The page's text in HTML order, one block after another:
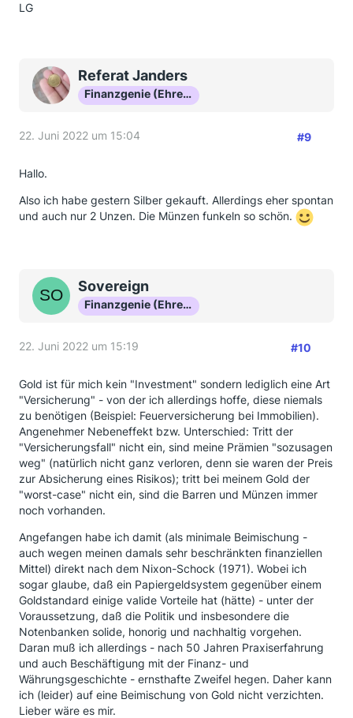
LG
Referat Janders
Finanzgenie (Ehrenmitglied)
22. Juni 2022 um 15:04 #9
Hallo.
Also ich habe gestern Silber gekauft. Allerdings eher spontan
und auch nur 2 Unzen. Die Münzen funkeln so schön.
Sovereign
Finanzgenie (Ehrenmitglied)
22. Juni 2022 um 15:19 #10
Gold ist für mich kein "Investment" sondern lediglich eine Art
"Versicherung" - von der ich allerdings hoffe, diese niemals
zu benötigen (Beispiel: Feuerversicherung bei Immobilien).
Angenehmer Nebeneffekt bzw. Unterschied: Tritt der
"Versicherungsfall" nicht ein, sind meine Prämien "sozusagen
weg" (natürlich nicht ganz verloren, denn sie waren der Preis
zur Absicherung eines Risikos); tritt bei meinem Gold der
"worst-case" nicht ein, sind die Barren und Münzen immer
noch vorhanden.
Angefangen habe ich damit (als minimale Beimischung -
auch wegen meinen damals sehr beschränkten finanziellen
Mittel) direkt nach dem Nixon-Schock (1971). Wobei ich
sogar glaube, daß ein Papiergeldsystem gegenüber einem
Goldstandard einige valide Vorteile hat (hätte) - unter der
Voraussetzung, daß die Politik und insbesondere die
Notenbanken solide, honorig und nachhaltig vorgehen.
Daran muß ich allerdings - nach 50 Jahren Praxiserfahrung
und auch Beschäftigung mit der Finanz- und
Währungsgeschichte - ernsthafte Zweifel hegen. Daher kann
ich (leider) auf eine Beimischung von Gold nicht verzichten.
Lieber wäre es mir.